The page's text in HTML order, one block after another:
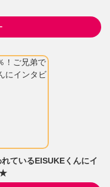
ているEISUKEくんにイ
★